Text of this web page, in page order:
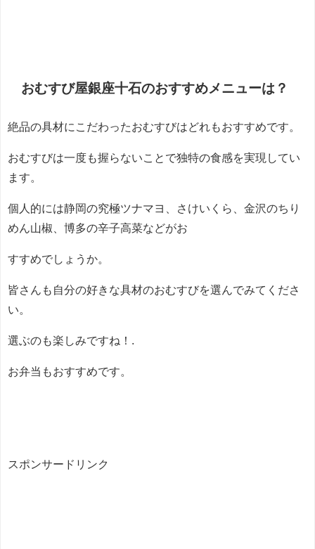
おむすび屋銀座十石のおすすめメニューは？
絶品の具材にこだわったおむすびはどれもおすすめです。
おむすびは一度も握らないことで独特の食感を実現してい
ます。
個人的には静岡の究極ツナマヨ、さけいくら、金沢のちり
めん山椒、博多の辛子高菜などがお
すすめでしょうか。
皆さんも自分の好きな具材のおむすびを選んでみてくださ
い。
選ぶのも楽しみですね！.
お弁当もおすすめです。
スポンサードリンク